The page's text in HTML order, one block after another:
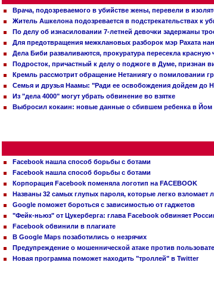
Врача, подозреваемого в убийстве жены, перевели в
Житель Ашкелона подозревается в подстрекательствах к
По делу об изнасиловании 7-летней девочки задержаны
Для предотвращения межклановых разборок мэр Рахата
Дела Биби разваливаются, прокуратура пересекла красную
Подросток, причастный к делу о поджоге в Думе, признан
Кремль рассмотрит обращение Нетаниягу о помиловании
Семья и друзья Наамы: "Ради ее освобождения дойдем до
Из "дела 4000" могут убрать обвинение во взятке
Выбросил кокаин: новые данные о сбившем ребенка в Йом
Facebook нашла способ борьбы с ботами
Facebook нашла способ борьбы с ботами
Корпорация Facebook поменяла логотип на FACEBOOK
Названы 32 самых глупых пароля, которые легко взломает
Google поможет бороться с зависимостью от гаджетов
"Фейк-ньюз" от Цукерберга: глава Facebook обвиняет
Facebook обвинили в плагиате
В Google Maps позаботились о незрячих
Предупреждение о мошеннической атаке против
Новая программа поможет находить "троллей" в Twitter